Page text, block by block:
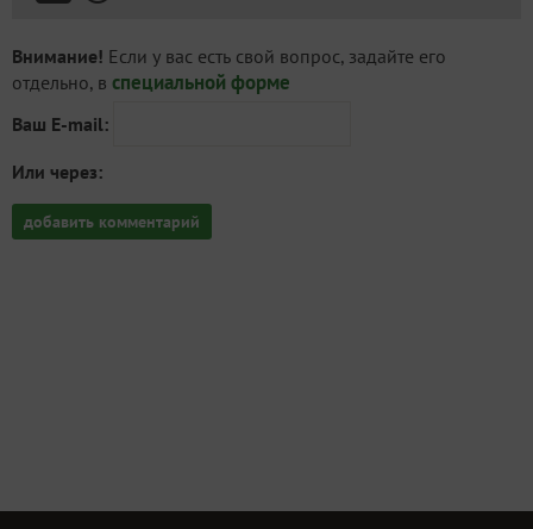
Внимание! Если у вас есть свой вопрос, задайте его
отдельно, в специальной форме
Ваш E-mail:
Или через:
добавить комментарий